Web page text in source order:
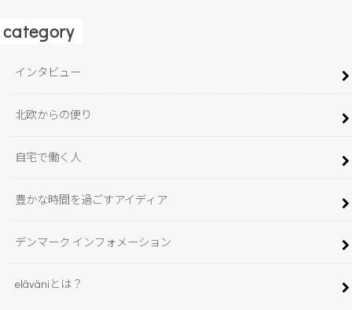
category
インタビュー
北欧からの便り
自宅で働く人
豊かな時間を過ごすアイディア
デンマーク インフォメーション
eläväniとは？